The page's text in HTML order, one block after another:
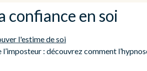
confiance en soi
: découvrez comment